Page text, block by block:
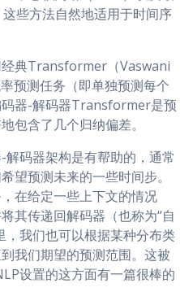
些方法自然地适用于时间序
典Transformer（Vaswani
预测任务（即单独预测每个
器-解码器Transformer是预
包含了几个归纳偏差。
码器架构是有帮助的，通常
望预测未来的一些时间步。
在给定一些上下文的情况
其传递回解码器（也称为“自
，我们也可以根据某种分布类
我们期望的预测范围。这被
设置的这方面有一篇很棒的